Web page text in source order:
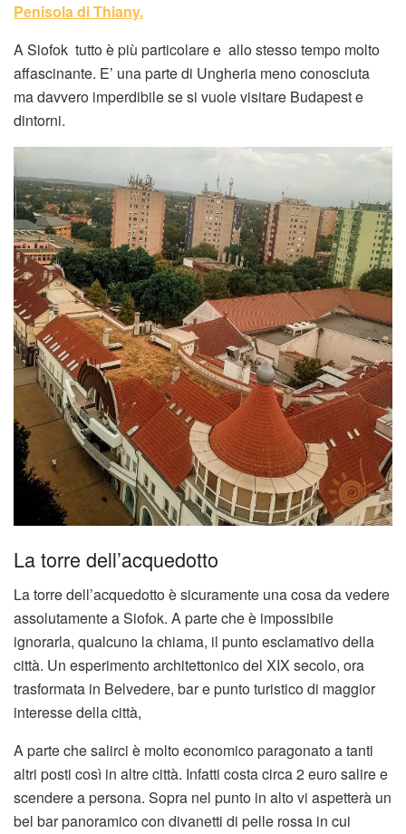
Penisola di Thiany.
A Siofok tutto è più particolare e allo stesso tempo molto
affascinante. E’ una parte di Ungheria meno conosciuta
ma davvero imperdibile se si vuole visitare Budapest e
dintorni.
La torre dell’acquedotto
La torre dell’acquedotto è sicuramente una cosa da vedere
assolutamente a Siofok. A parte che è impossibile
ignorarla, qualcuno la chiama, il punto esclamativo della
città. Un esperimento architettonico del XIX secolo, ora
trasformata in Belvedere, bar e punto turistico di maggior
interesse della città,
A parte che salirci è molto economico paragonato a tanti
altri posti così in altre città. Infatti costa circa 2 euro salire e
scendere a persona. Sopra nel punto in alto vi aspetterà un
bel bar panoramico con divanetti di pelle rossa in cui